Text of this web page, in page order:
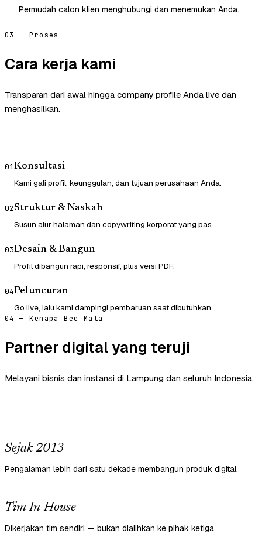
Permudah calon klien menghubungi dan menemukan Anda.
03 — Proses
Cara kerja kami
Transparan dari awal hingga company profile Anda live dan
menghasilkan.
01Konsultasi
Kami gali profil, keunggulan, dan tujuan perusahaan Anda.
02Struktur & Naskah
Susun alur halaman dan copywriting korporat yang pas.
03Desain & Bangun
Profil dibangun rapi, responsif, plus versi PDF.
04Peluncuran
Go live, lalu kami dampingi pembaruan saat dibutuhkan.
04 — Kenapa Bee Mata
Partner digital yang teruji
Melayani bisnis dan instansi di Lampung dan seluruh Indonesia.
Sejak 2013
Pengalaman lebih dari satu dekade membangun produk digital.
Tim In-House
Dikerjakan tim sendiri — bukan dialihkan ke pihak ketiga.